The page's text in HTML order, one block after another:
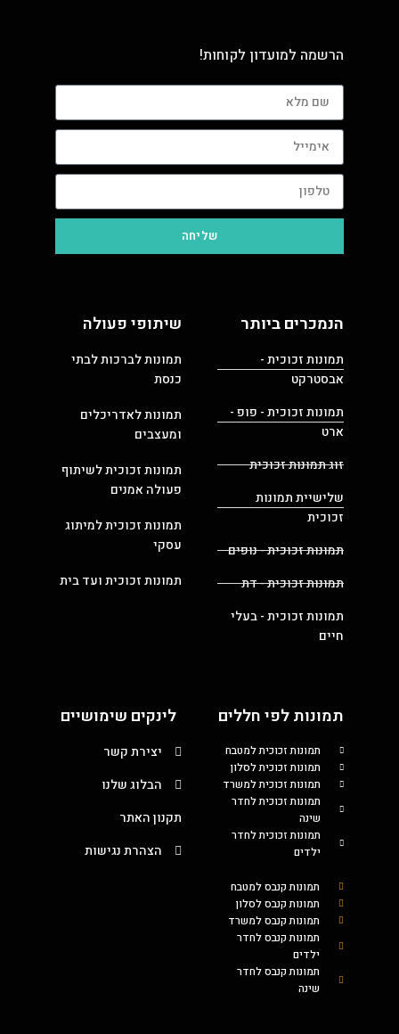
הרשמה למועדון לקוחות!
שליחה
הנמכרים ביותר
תמונות זכוכית -
אבסטרקט
תמונות זכוכית - פופ -
ארט
זוג תמונות זכוכית
שלישיית תמונות
זכוכית
תמונות זכוכית - נופים
תמונות זכוכית - דת
תמונות זכוכית - בעלי
חיים
שיתופי פעולה
תמונות לברכות לבתי
כנסת
תמונות לאדריכלים
ומעצבים
תמונות זכוכית לשיתוף
פעולה אמנים
תמונות זכוכית למיתוג
עסקי
תמונות זכוכית ועד בית
תמונות לפי חללים
תמונות זכוכית למטבח
תמונות זכוכית לסלון
תמונות זכוכית למשרד
תמונות זכוכית לחדר
שינה
תמונות זכוכית לחדר
ילדים
תמונות קנבס למטבח
תמונות קנבס לסלון
תמונות קנבס למשרד
תמונות קנבס לחדר
ילדים
תמונות קנבס לחדר
שינה
לינקים שימושיים
יצירת קשר
הבלוג שלנו
תקנון האתר
הצהרת נגישות